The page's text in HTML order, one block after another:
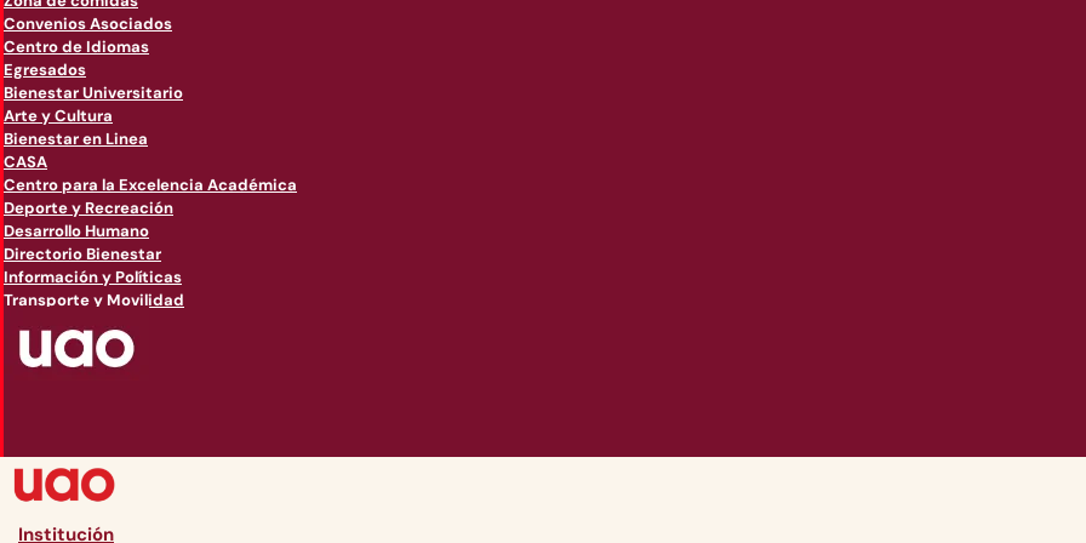
Convenios Asociados
Centro de Idiomas
Egresados
Bienestar Universitario
Arte y Cultura
Bienestar en Linea
CASA
Centro para la Excelencia Académica
Deporte y Recreación
Desarrollo Humano
Directorio Bienestar
Información y Políticas
Transporte y Movilidad
Institución